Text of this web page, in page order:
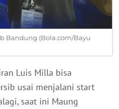
Bandung (Bola.com/Bayu
Luis Milla bisa
usai menjalani start
saat ini Maung